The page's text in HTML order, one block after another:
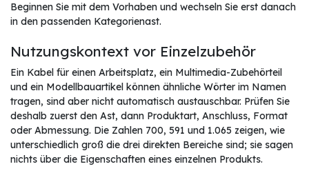
Beginnen Sie mit dem Vorhaben und wechseln Sie erst danach
in den passenden Kategorienast.
Nutzungskontext vor Einzelzubehör
Ein Kabel für einen Arbeitsplatz, ein Multimedia-Zubehörteil
und ein Modellbauartikel können ähnliche Wörter im Namen
tragen, sind aber nicht automatisch austauschbar. Prüfen Sie
deshalb zuerst den Ast, dann Produktart, Anschluss, Format
oder Abmessung. Die Zahlen 700, 591 und 1.065 zeigen, wie
unterschiedlich groß die drei direkten Bereiche sind; sie sagen
nichts über die Eigenschaften eines einzelnen Produkts.